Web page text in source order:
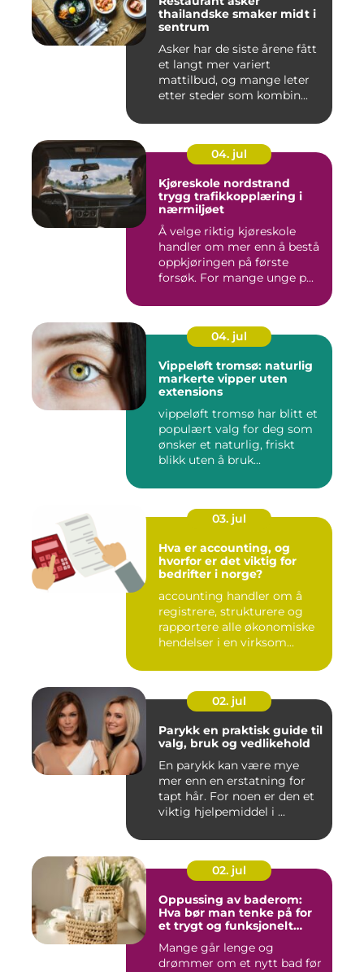
thailandske smaker midt i
sentrum
Asker har de siste årene fått
et langt mer variert
mattilbud, og mange leter
etter steder som kombin...
04. jul
Kjøreskole nordstrand
trygg trafikkopplæring i
nærmiljøet
Å velge riktig kjøreskole
handler om mer enn å bestå
oppkjøringen på første
forsøk. For mange unge p...
04. jul
Vippeløft tromsø: naturlig
markerte vipper uten
extensions
vippeløft tromsø har blitt et
populært valg for deg som
ønsker et naturlig, friskt
blikk uten å bruk...
03. jul
Hva er accounting, og
hvorfor er det viktig for
bedrifter i norge?
accounting handler om å
registrere, strukturere og
rapportere alle økonomiske
hendelser i en virksom...
02. jul
Parykk en praktisk guide til
valg, bruk og vedlikehold
En parykk kan være mye
mer enn en erstatning for
tapt hår. For noen er den et
viktig hjelpemiddel i ...
02. jul
Oppussing av baderom:
Hva bør man tenke på for
et trygt og funksjonelt
Mange går lenge og
drømmer om et nytt bad før